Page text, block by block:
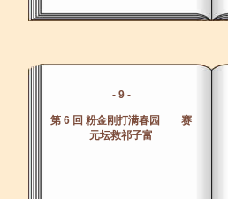
- 9 -
第 6 回 粉金刚打满春园 赛
元坛救祁子富